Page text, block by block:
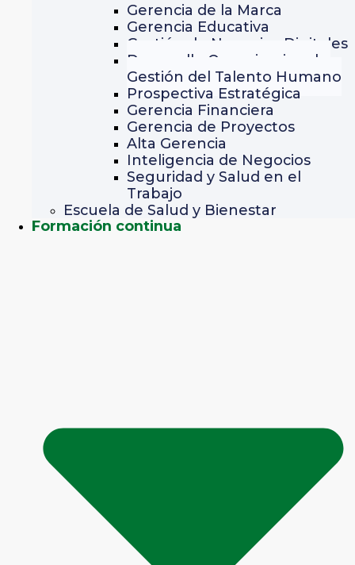
Gerencia de la Marca
Gerencia Educativa
Gestión de Negocios Digitales
Desarrollo Organizacional y
Gestión del Talento Humano
Prospectiva Estratégica
Gerencia Financiera
Gerencia de Proyectos
Alta Gerencia
Inteligencia de Negocios
Seguridad y Salud en el
Trabajo
Escuela de Salud y Bienestar
Formación continua